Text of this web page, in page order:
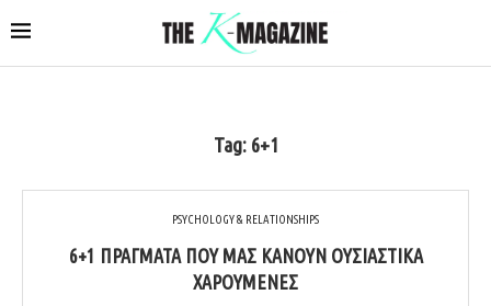
Tag: 6+1
PSYCHOLOGY & RELATIONSHIPS
6+1 ΠΡΆΓΜΑΤΑ ΠΟΥ ΜΑΣ ΚΆΝΟΥΝ ΟΥΣΙΑΣΤΙΚΆ
ΧΑΡΟΎΜΕΝΕΣ